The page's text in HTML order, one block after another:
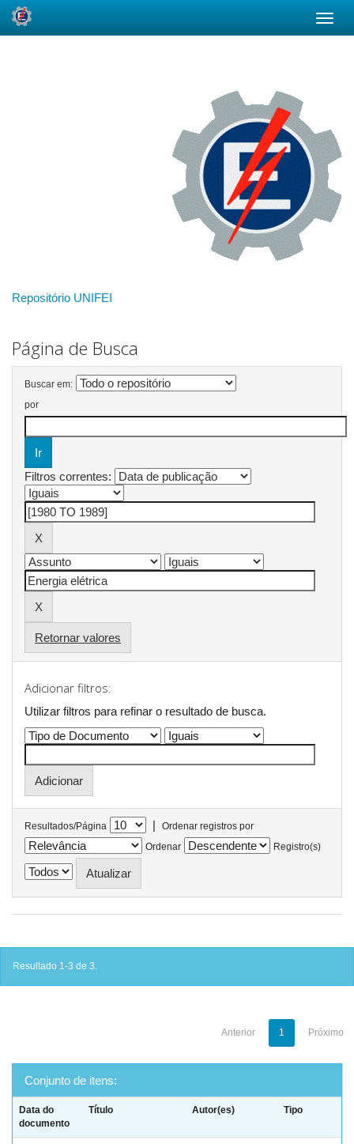
Repositório UNIFEI
Página de Busca
Buscar em:
por
Filtros correntes:
Retornar valores
Adicionar filtros:
Utilizar filtros para refinar o resultado de busca.
Resultados/Página |
Ordenar registros por
Ordenar
Registro(s)
Resultado 1-3 de 3.
Anterior 1 Próximo
Conjunto de itens:
Data do
documento
Título Autor(es) Tipo